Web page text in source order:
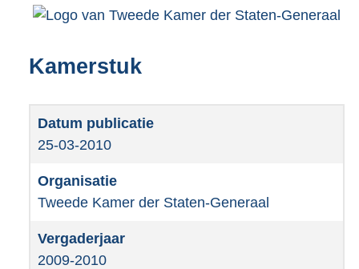
Kamerstuk
25-03-2010
Tweede Kamer der Staten-Generaal
2009-2010